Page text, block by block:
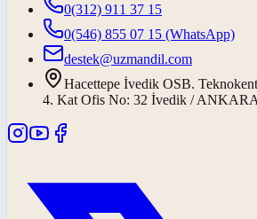
0(312) 911 37 15
0(546) 855 07 15 (WhatsApp)
destek@uzmandil.com
Hacettepe İvedik OSB.
4. Kat Ofis No: 32 İvedik / ANKARA